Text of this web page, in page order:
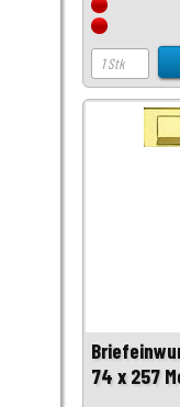
74 x 257